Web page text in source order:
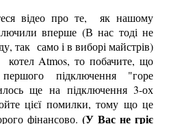
відео про те, як нашому
вперше (В нас тоді не
так само і в виборі майстрів)
котел Atmos, то побачите, що
підключення "горе
ще на підключення 3-ох
цієї помилки, тому що це
фінансово.(У Вас не гріє